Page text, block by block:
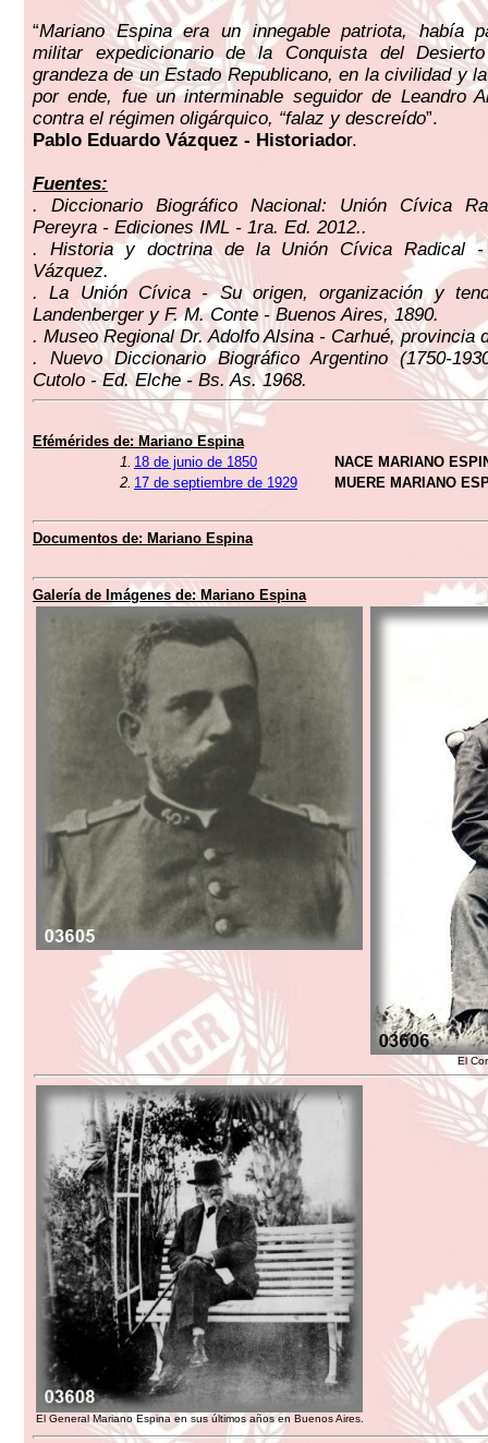
“Mariano Espina era un innegable patriota, había
militar expedicionario de la Conquista del
grandeza de un Estado Republicano, en la civilidad y
por ende, fue un interminable seguidor de Leandro
contra el régimen oligárquico, “falaz y descreído”.
Pablo Eduardo Vázquez - Historiador.
Fuentes:
. Diccionario Biográfico Nacional: Unión Cívica
Pereyra - Ediciones IML - 1ra. Ed. 2012..
. Historia y doctrina de la Unión Cívica Radical -
Vázquez.
. La Unión Cívica - Su origen, organización y
Landenberger y F. M. Conte - Buenos Aires, 1890.
. Museo Regional Dr. Adolfo Alsina - Carhué, provincia
. Nuevo Diccionario Biográfico Argentino (1750-
Cutolo - Ed. Elche - Bs. As. 1968.
Efémérides de: Mariano Espina
1. 18 de junio de 1850
NACE MARIANO
2. 17 de septiembre de 1929 MUERE MARIANO
Documentos de: Mariano Espina
Galería de Imágenes de: Mariano Espina
El
El General Mariano Espina en sus últimos años en Buenos Aires.